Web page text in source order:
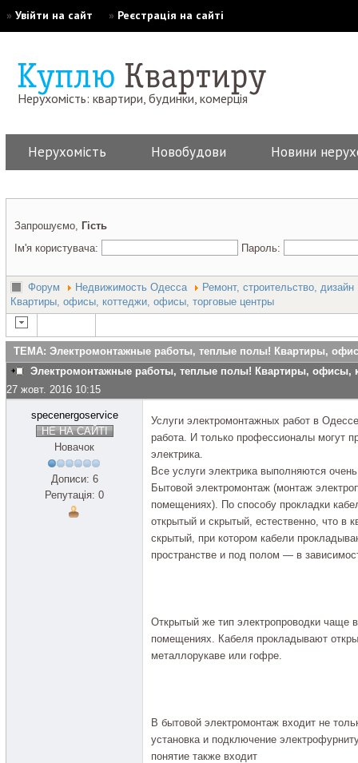
» Увійти на сайт » Реєстрація на сайті
Нерухомість: квартири, будинки, комерція
Нерухомість Новобудови Новини
Запрошуємо, Гість
Ім'я користувача:
Пароль:
Форум Недвижимость Одесса
Ремонт, строительство, дизайн
Квартиры, офисы, коттеджи, офисы, торговые центры
ТЕМА: Электромонтажные работы, теплые полы! Квартиры,
Электромонтажные работы, теплые полы! Квартиры, офисы,
27 жовт. 2016 10:15
specenergoservice
НЕ НА САЙТІ
Новачок
Дописи: 6
Репутація: 0
Услуги электромонтажных работ в
работа. И только профессионалы могут
электрика.
Все услуги электрика выполняются
Бытовой электромонтаж (монтаж
помещениях). По способу прокладки
открытый и скрытый, естественно, что в
скрытый, при котором кабели
пространстве и под полом — в
Открытый же тип электропроводки чаще
помещениях. Кабеля прокладывают
металлорукаве или гофре.
В бытовой электромонтаж входит не
установка и подключение
понятие также входит